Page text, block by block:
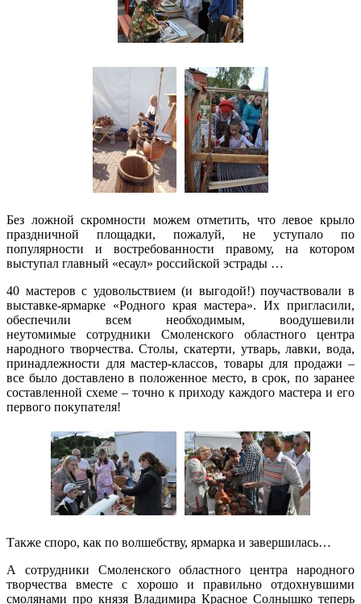
Без ложной скромности можем отметить, что левое крыло
праздничной площадки, пожалуй, не уступало по
популярности и востребованности правому, на котором
выступал главный «есаул» российской эстрады …
40 мастеров с удовольствием (и выгодой!) поучаствовали в
выставке-ярмарке «Родного края мастера». Их пригласили,
обеспечили всем необходимым, воодушевили
неутомимые сотрудники Смоленского областного центра
народного творчества. Столы, скатерти, утварь, лавки, вода,
принадлежности для мастер-классов, товары для продажи –
все было доставлено в положенное место, в срок, по заранее
составленной схеме – точно к приходу каждого мастера и его
первого покупателя!
Также споро, как по волшебству, ярмарка и завершилась…
А сотрудники Смоленского областного центра народного
творчества вместе с хорошо и правильно отдохнувшими
смолянами про князя Владимира Красное Солнышко теперь